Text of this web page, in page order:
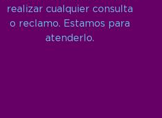
realizar cualquier consulta
o reclamo. Estamos para
atenderlo.